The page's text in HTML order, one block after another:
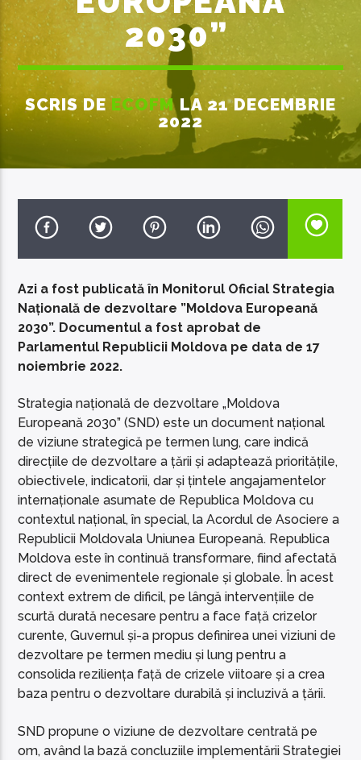
EcoFM Chisinau
2030”
SCRIS DEECOFMLA 21 DECEMBRIE
2022
Azi a fost publicată în Monitorul Oficial Strategia
Națională de dezvoltare ”Moldova Europeană
2030”. Documentul a fost aprobat de
Parlamentul Republicii Moldova pe data de 17
noiembrie 2022.
Strategia națională de dezvoltare „Moldova
Europeană 2030” (SND) este un document național
de viziune strategică pe termen lung, care indică
direcțiile de dezvoltare a țării și adaptează prioritățile,
obiectivele, indicatorii, dar și țintele angajamentelor
internaționale asumate de Republica Moldova cu
contextul național, în special, la Acordul de Asociere a
Republicii Moldovala Uniunea Europeană. Republica
Moldova este în continuă transformare, fiind afectată
direct de evenimentele regionale și globale. În acest
context extrem de dificil, pe lângă intervențiile de
scurtă durată necesare pentru a face față crizelor
curente, Guvernul și-a propus definirea unei viziuni de
dezvoltare pe termen mediu și lung pentru a
consolida reziliența față de crizele viitoare și a crea
baza pentru o dezvoltare durabilă și incluzivă a țării.
SND propune o viziune de dezvoltare centrată pe
om, având la bază concluziile implementării Strategiei